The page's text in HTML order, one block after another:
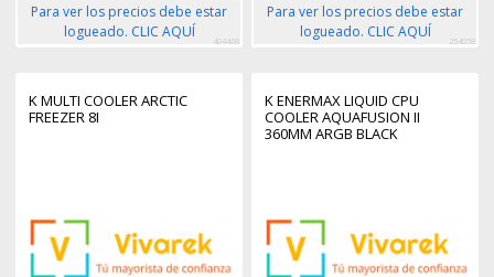
Para ver los precios debe estar
logueado. CLIC AQUÍ
404468
Para ver los precios debe estar
logueado. CLIC AQUÍ
254058
K MULTI COOLER ARCTIC
FREEZER 8I
K ENERMAX LIQUID CPU
COOLER AQUAFUSION II
360MM ARGB BLACK